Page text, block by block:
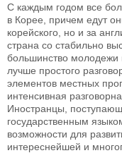
С каждым годом все
в Корее, причем едут
корейского, но и за
страна со стабильно
большинство молодежи
лучше простого
элементов местных
интенсивная
Иностранцы,
государственным
возможности для
интереснейшей и